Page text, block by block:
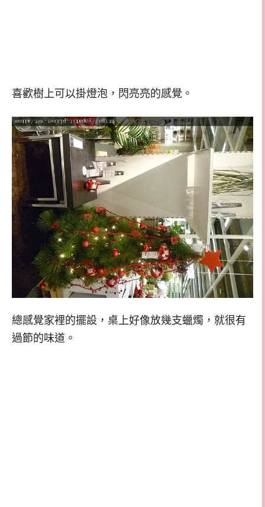
喜歡樹上可以掛燈泡，閃亮亮的感覺。
總感覺家裡的擺設，桌上好像放幾支蠟燭，就很有
過節的味道。